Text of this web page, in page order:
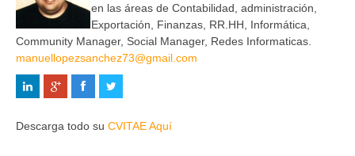
en las áreas de Contabilidad, administración,
Exportación, Finanzas, RR.HH, Informática,
Community Manager, Social Manager, Redes Informaticas.
manuellopezsanchez73@gmail.com
Descarga todo su CVITAE Aquí